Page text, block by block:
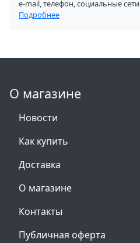
e-mail, телефон, социальные
Подробнее
О магазине
Новости
Как купить
Доставка
О магазине
Контакты
Публичная оферта